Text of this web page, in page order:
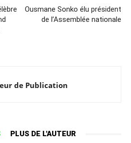
Ousmane Sonko élu président
de l’Assemblée nationale
de Publication
PLUS DE L'AUTEUR